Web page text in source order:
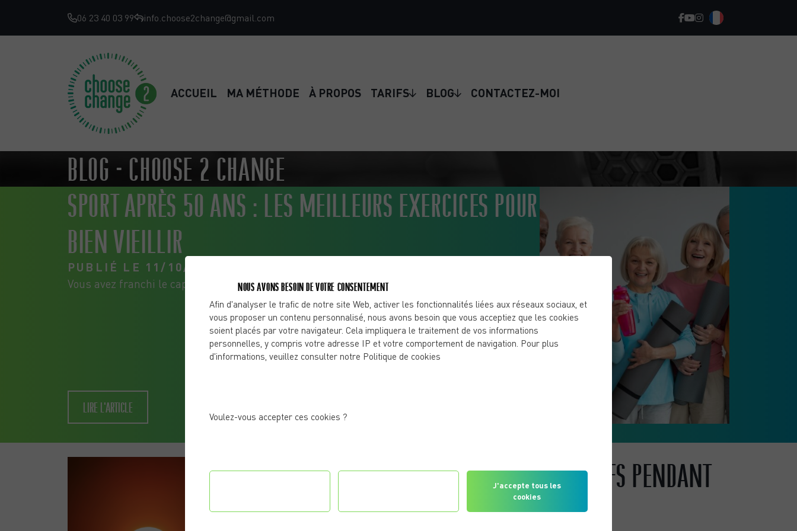
06 23 40 03 99 info.choose2change@gmail.com
ACCUEIL MA MÉTHODE À PROPOS TARIFS BLOG CONTACTEZ-MOI
BLOG - CHOOSE 2 CHANGE
SPORT APRÈS 50 ANS : LES MEILLEURS EXERCICES POUR
BIEN VIEILLIR
PUBLIÉ LE 11/10/2025
Vous avez franchi le cap des 50 ans et vous sentez que votre corps change ? Vous n’êtes pas...
LIRE L'ARTICLE
STRATÉGIES DE RÉCUPÉRATION POUR LES SPORTIFS PENDANT
LES FORTES CHALEURS
NOUS AVONS BESOIN DE VOTRE CONSENTEMENT
Afin d'analyser le trafic de notre site Web, activer les fonctionnalités liées aux réseaux sociaux, et
vous proposer un contenu personnalisé, nous avons besoin que vous acceptiez que les cookies
soient placés par votre navigateur. Cela impliquera le traitement de vos informations
personnelles, y compris votre adresse IP et votre comportement de navigation. Pour plus
d'informations, veuillez consulter notre Politique de cookies
Voulez-vous accepter ces cookies ?
J'accepte tous les
cookies